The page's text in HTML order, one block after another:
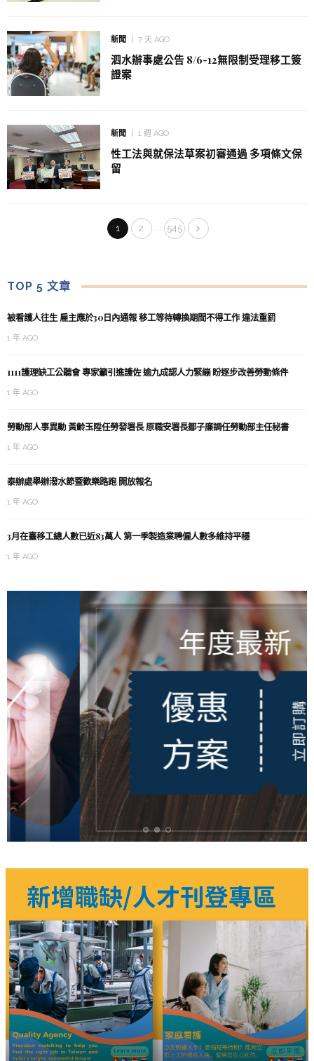
新聞 7 天 AGO
泗水辦事處公告 8/6-12無限制受理移工簽
證案
新聞 1 週 AGO
性工法與就保法草案初審通過 多項條文保
留
1 2 545
TOP 5 文章
被看護人往生 雇主應於30日內通報 移工等待轉換期間不得工作 違法重罰
1 年 AGO
1111護理缺工公聽會 專家籲引進護佐 逾九成認人力緊繃 盼逐步改善勞動條件
1 年 AGO
勞動部人事異動 黃齡玉陞任勞發署長 原職安署長鄒子廉調任勞動部主任秘書
1 年 AGO
泰辦處舉辦潑水節暨歡樂路跑 開放報名
1 年 AGO
3月在臺移工總人數已近83萬人 第一季製造業聘僱人數多維持平穩
1 年 AGO